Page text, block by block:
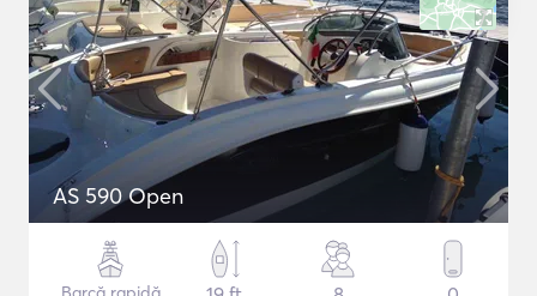
AS 590 Open